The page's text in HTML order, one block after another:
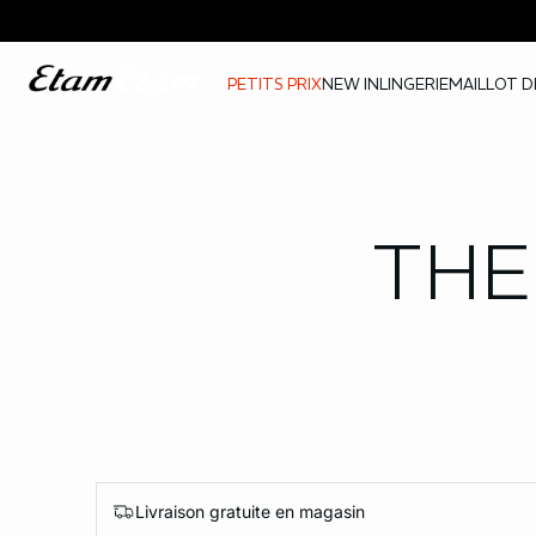
PETITS PRIXNEW INLINGERIEMAILLOT
Livraison gratuite en magasin